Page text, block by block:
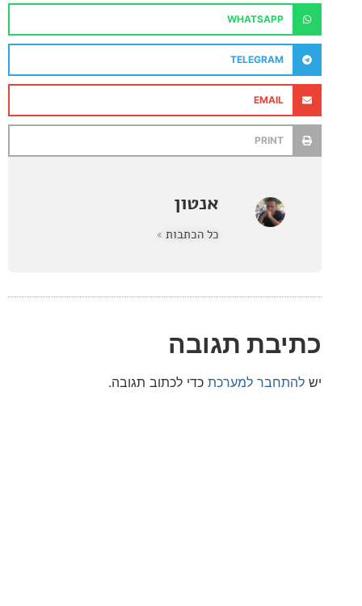
WHATSAPP
TELEGRAM
אנטון
תגובה
למערכתכדי לכתוב תגובה.